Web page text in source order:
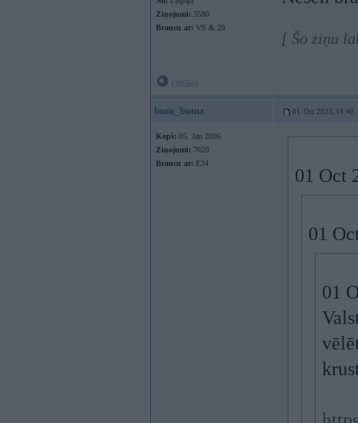
Ziņojumi: 3580
Braucu ar: VS & 29
[ Šo ziņu
bum_bumz 01. Oct 2023, 14:40
Kopš: 05. Jan 2006
Ziņojumi: 7629
Braucu ar: E34
01 Oct
01
01